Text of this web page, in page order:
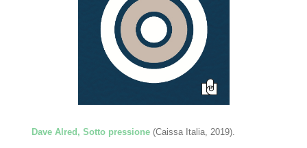
Dave Alred, Sotto pressione (Caissa Italia, 2019).